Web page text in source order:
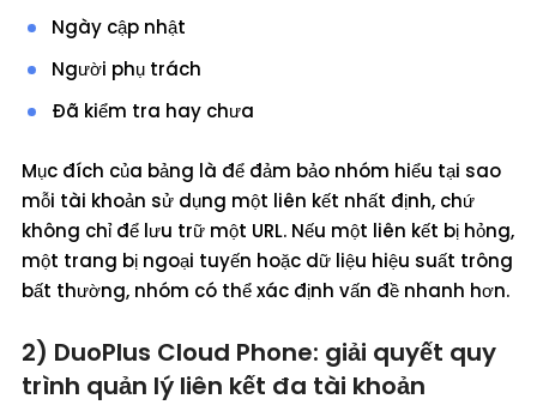
Ngày cập nhật
Người phụ trách
Đã kiểm tra hay chưa
Mục đích của bảng là để đảm bảo nhóm hiểu tại sao
mỗi tài khoản sử dụng một liên kết nhất định, chứ
không chỉ để lưu trữ một URL. Nếu một liên kết bị hỏng,
một trang bị ngoại tuyến hoặc dữ liệu hiệu suất trông
bất thường, nhóm có thể xác định vấn đề nhanh hơn.
2) DuoPlus Cloud Phone: giải quyết quy
trình quản lý liên kết đa tài khoản